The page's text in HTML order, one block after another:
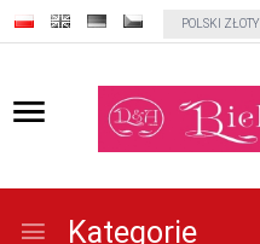
currency_h
POLSKI ZŁOTY
Kategorie